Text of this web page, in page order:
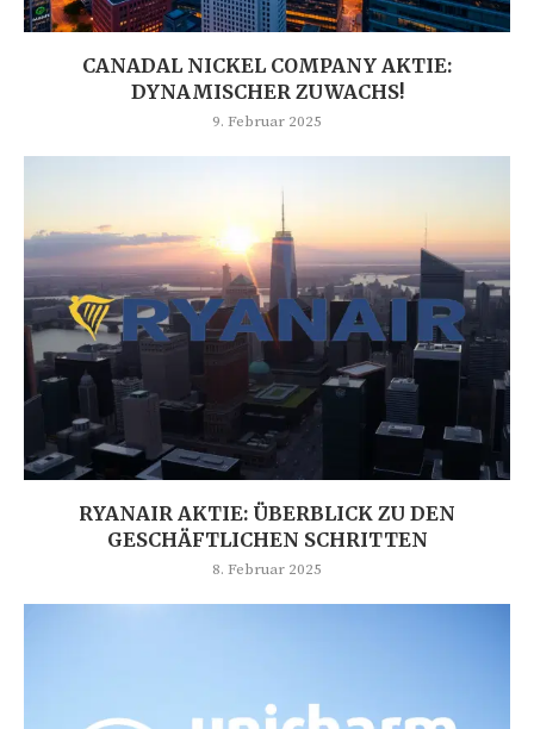
CANADAL NICKEL COMPANY AKTIE:
DYNAMISCHER ZUWACHS!
9. Februar 2025
RYANAIR AKTIE: ÜBERBLICK ZU DEN
GESCHÄFTLICHEN SCHRITTEN
8. Februar 2025